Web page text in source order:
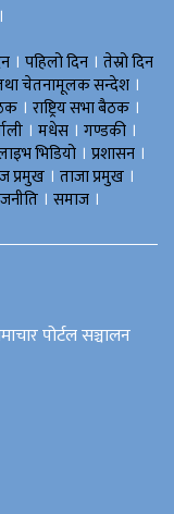
।
। पहिलो दिन । तेस्रो दिन
चेतनामूलक सन्देश ।
। राष्ट्रिय सभा बैठक ।
। मधेस । गण्डकी ।
भिडियो । प्रशासन ।
प्रमुख । ताजा प्रमुख ।
। समाज ।
पोर्टल सञ्चालन